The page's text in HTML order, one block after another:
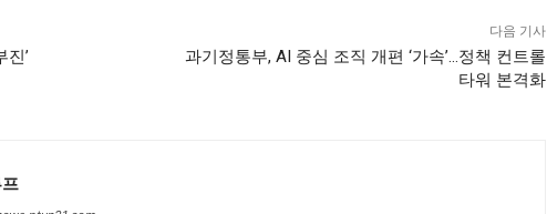
진’
다음 기사
과기정통부, AI 중심 조직 개편 ‘가속’…정책 컨트롤
타워 본격화